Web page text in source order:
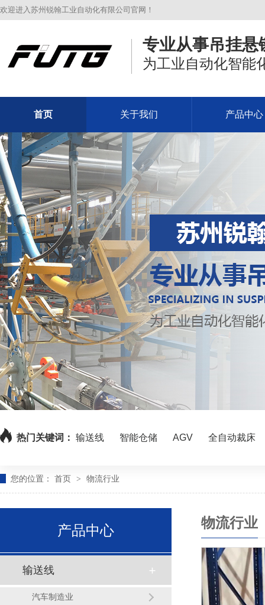
欢迎进入苏州锐翰工业自动化有限公司官网！
专业从事吊挂悬
为工业自动化智能
首页 关于我们 产品中心
热门关键词： 输送线 智能仓储 AGV 全自动裁床
您的位置： 首页 > 物流行业
物流行业
产品中心
输送线
汽车制造业